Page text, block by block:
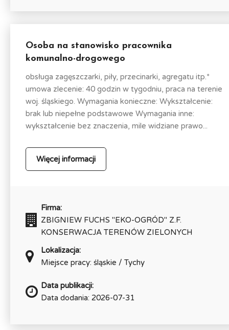
Osoba na stanowisko pracownika
komunalno-drogowego
obsługa zagęszczarki, piły, przecinarki, agregatu itp.*
umowa zlecenie: 40 godzin w tygodniu, praca na terenie
woj. śląskiego. Wymagania konieczne: Wykształcenie:
brak lub niepełne podstawowe Wymagania inne:
wykształcenie bez znaczenia, mile widziane prawo...
Więcej informacji
Firma:
ZBIGNIEW FUCHS "EKO-OGRÓD" Z.F.
KONSERWACJA TERENÓW ZIELONYCH
Lokalizacja:
Miejsce pracy: śląskie / Tychy
Data publikacji:
Data dodania: 2026-07-31